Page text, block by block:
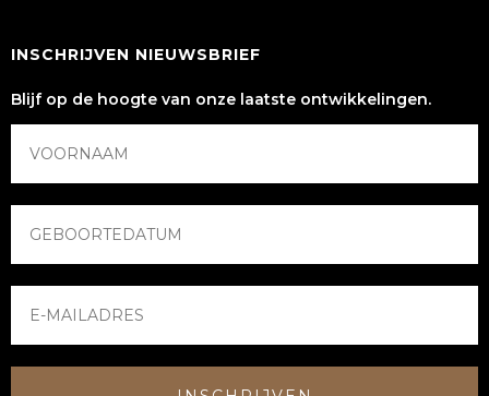
INSCHRIJVEN NIEUWSBRIEF
Blijf op de hoogte van onze laatste ontwikkelingen.